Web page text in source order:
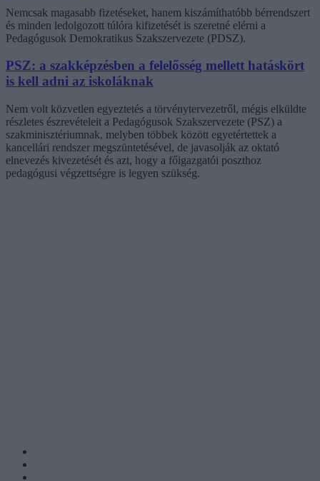
Nemcsak magasabb fizetéseket, hanem kiszámíthatóbb bérrendszert
és minden ledolgozott túlóra kifizetését is szeretné elérni a
Pedagógusok Demokratikus Szakszervezete (PDSZ).
PSZ: a szakképzésben a felelősség mellett hatáskört
is kell adni az iskoláknak
Nem volt közvetlen egyeztetés a törvénytervezetről, mégis elküldte
részletes észrevételeit a Pedagógusok Szakszervezete (PSZ) a
szakminisztériumnak, melyben többek között egyetértettek a
kancellári rendszer megszüntetésével, de javasolják az oktató
elnevezés kivezetését és azt, hogy a főigazgatói poszthoz
pedagógusi végzettségre is legyen szükség.